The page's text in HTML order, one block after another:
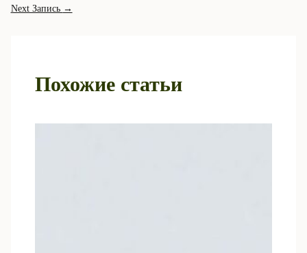
Next Запись →
Похожие статьи